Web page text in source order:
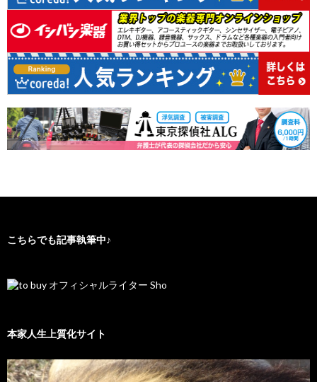
こちらでも記事執筆中♪
本家人生上質化サイト